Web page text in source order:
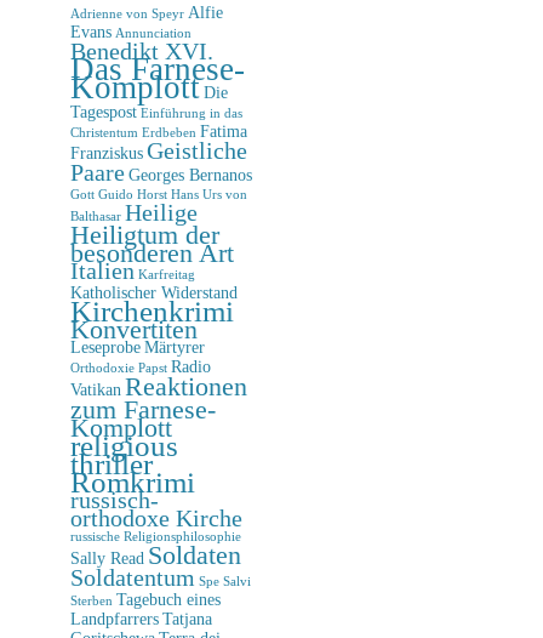
Adrienne von Speyr Alfie
Evans Annunciation
Benedikt XVI.
Das Farnese-
Komplott Die
Tagespost Einführung in das
Christentum Erdbeben Fatima
Franziskus Geistliche
Paare Georges Bernanos
Gott Guido Horst Hans Urs von
Balthasar Heilige
Heiligtum der
besonderen Art
Italien Karfreitag
Katholischer Widerstand
Kirchenkrimi
Konvertiten
Leseprobe Märtyrer
Orthodoxie Papst Radio
Vatikan Reaktionen
zum Farnese-
Komplott
religious
thriller
Romkrimi
russisch-
orthodoxe Kirche
russische Religionsphilosophie
Sally Read Soldaten
Soldatentum Spe Salvi
Sterben Tagebuch eines
Landpfarrers Tatjana